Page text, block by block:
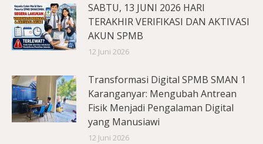
SABTU, 13 JUNI 2026 HARI
TERAKHIR VERIFIKASI DAN AKTIVASI
AKUN SPMB
12 Juni 2026
Transformasi Digital SPMB SMAN 1
Karanganyar: Mengubah Antrean
Fisik Menjadi Pengalaman Digital
yang Manusiawi
12 Juni 2026